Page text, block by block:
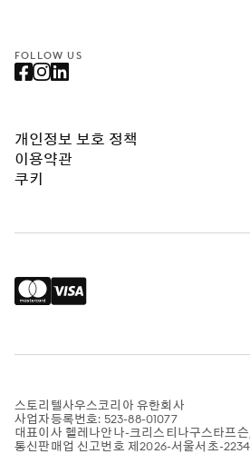
FOLLOW US
개인정보 보호 정책
이용약관
쿠키
스토리텔사우스코리아 유한회사
사업자등록번호: 523-88-01077
대표이사 헬레나안나-크리스티나구스타프슨
통신판매업 신고번호 제2026-서울서초-